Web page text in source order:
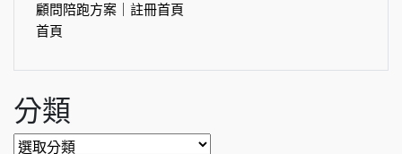
顧問陪跑方案｜註冊首頁
首頁
分類
分